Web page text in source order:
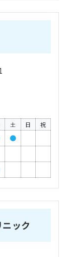
土 日 祝
●
ック